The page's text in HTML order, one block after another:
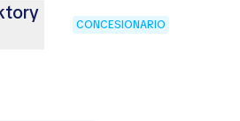
CONCESIONARIO